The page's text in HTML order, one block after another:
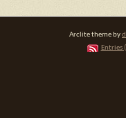
Arclite theme by
Entries